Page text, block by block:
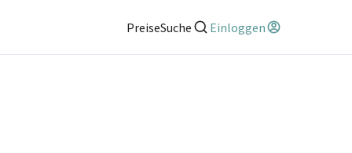
PreiseSuche Einloggen